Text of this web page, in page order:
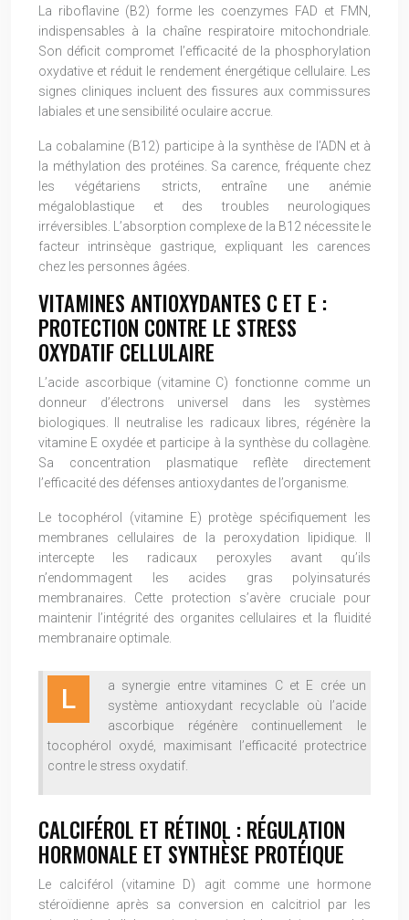
La riboflavine (B2) forme les coenzymes FAD et FMN,
indispensables à la chaîne respiratoire mitochondriale.
Son déficit compromet l’efficacité de la phosphorylation
oxydative et réduit le rendement énergétique cellulaire. Les
signes cliniques incluent des fissures aux commissures
labiales et une sensibilité oculaire accrue.
La cobalamine (B12) participe à la synthèse de l’ADN et à
la méthylation des protéines. Sa carence, fréquente chez
les végétariens stricts, entraîne une anémie
mégaloblastique et des troubles neurologiques
irréversibles. L’absorption complexe de la B12 nécessite le
facteur intrinsèque gastrique, expliquant les carences
chez les personnes âgées.
VITAMINES ANTIOXYDANTES C ET E :
PROTECTION CONTRE LE STRESS
OXYDATIF CELLULAIRE
L’acide ascorbique (vitamine C) fonctionne comme un
donneur d’électrons universel dans les systèmes
biologiques. Il neutralise les radicaux libres, régénère la
vitamine E oxydée et participe à la synthèse du collagène.
Sa concentration plasmatique reflète directement
l’efficacité des défenses antioxydantes de l’organisme.
Le tocophérol (vitamine E) protège spécifiquement les
membranes cellulaires de la peroxydation lipidique. Il
intercepte les radicaux peroxyles avant qu’ils
n’endommagent les acides gras polyinsaturés
membranaires. Cette protection s’avère cruciale pour
maintenir l’intégrité des organites cellulaires et la fluidité
membranaire optimale.
L
a synergie entre vitamines C et E crée un
système antioxydant recyclable où l’acide
ascorbique régénère continuellement le
tocophérol oxydé, maximisant l’efficacité protectrice
contre le stress oxydatif.
CALCIFÉROL ET RÉTINOL : RÉGULATION
HORMONALE ET SYNTHÈSE PROTÉIQUE
Le calciférol (vitamine D) agit comme une hormone
stéroïdienne après sa conversion en calcitriol par les